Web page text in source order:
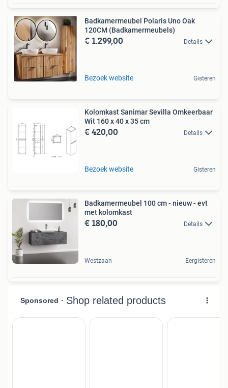
Badkamermeubel Polaris Uno Oak
120CM (Badkamermeubels)
€ 1.299,00 Details
Bezoek website Gisteren
Kolomkast Sanimar Sevilla Omkeerbaar
Wit 160 x 40 x 35 cm
€ 420,00 Details
Bezoek website Gisteren
Badkamermeubel 100 cm - nieuw - evt
met kolomkast
€ 180,00 Details
Westzaan Eergisteren